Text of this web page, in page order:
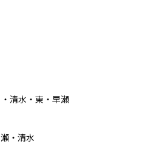
清水・東・早瀬
・清水